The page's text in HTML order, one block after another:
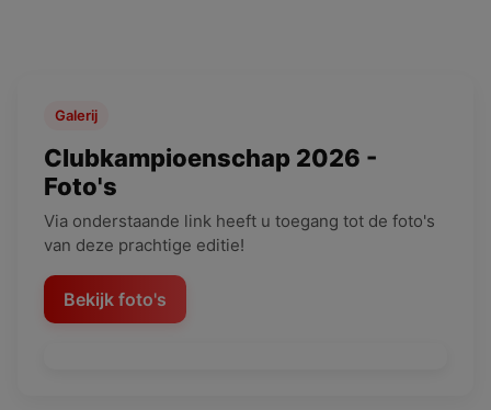
Galerij
Clubkampioenschap 2026 -
Foto's
Via onderstaande link heeft u toegang tot de foto's
van deze prachtige editie!
Bekijk foto's